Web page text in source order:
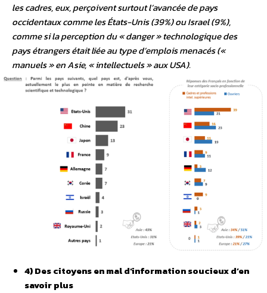
les cadres, eux, perçoivent surtout l’avancée de pays
occidentaux comme les États-Unis (39%) ou Israel (9%),
comme si la perception du « danger » technologique des
pays étrangers était liée au type d’emplois menacés («
manuels » en Asie, « intellectuels » aux USA).
4) Des citoyens en mal d’information soucieux d’en
savoir plus